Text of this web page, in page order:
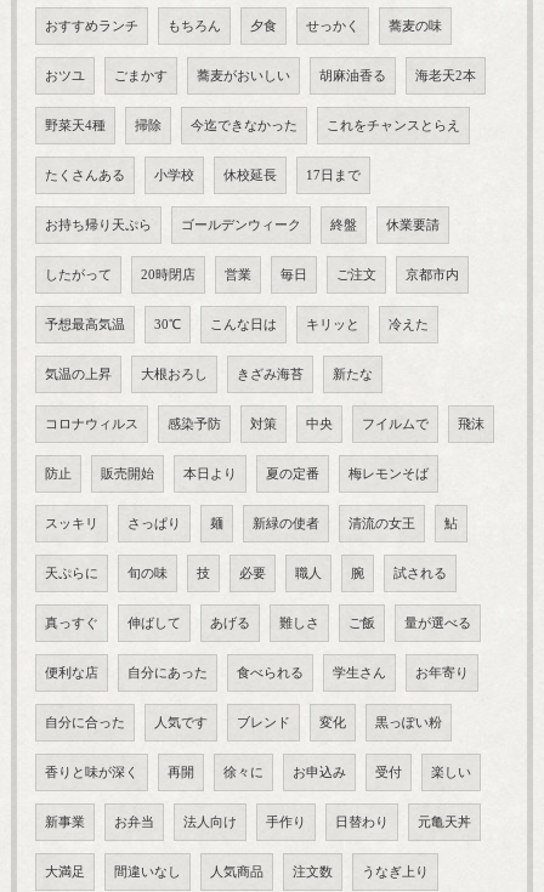
おすすめランチ もちろん 夕食 せっかく 蕎麦の味
おツユ ごまかす 蕎麦がおいしい 胡麻油香る 海老天2本
野菜天4種 掃除 今迄できなかった これをチャンスとらえ
たくさんある 小学校 休校延長 17日まで
お持ち帰り天ぷら ゴールデンウィーク 終盤 休業要請
したがって 20時閉店 営業 毎日 ご注文 京都市内
予想最高気温 30℃ こんな日は キリッと 冷えた
気温の上昇 大根おろし きざみ海苔 新たな
コロナウィルス 感染予防 対策 中央 フイルムで 飛沫
防止 販売開始 本日より 夏の定番 梅レモンそば
スッキリ さっぱり 麺 新緑の使者 清流の女王 鮎
天ぷらに 旬の味 技 必要 職人 腕 試される
真っすぐ 伸ばして あげる 難しさ ご飯 量が選べる
便利な店 自分にあった 食べられる 学生さん お年寄り
自分に合った 人気です ブレンド 変化 黒っぽい粉
香りと味が深く 再開 徐々に お申込み 受付 楽しい
新事業 お弁当 法人向け 手作り 日替わり 元亀天丼
大満足 間違いなし 人気商品 注文数 うなぎ上り